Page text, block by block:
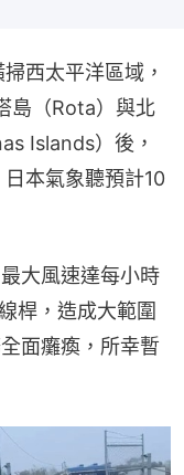
西太平洋區域，
島（Rota）與北
Islands）後，
本氣象聽預計10
大風速達每小時
桿，造成大範圍
面癱瘓，所幸暫